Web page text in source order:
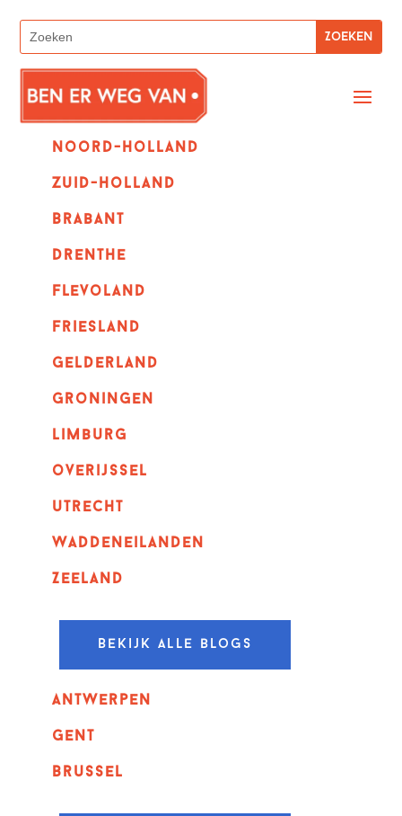
Noord-holland
zuid-holland
Brabant
Drenthe
Flevoland
Friesland
Gelderland
Groningen
Limburg
overijssel
utrecht
Waddeneilanden
Zeeland
Bekijk alle blogs
Antwerpen
GENT
Brussel